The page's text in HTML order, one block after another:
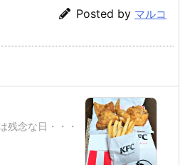
Posted by マルコ
残念な日・・・